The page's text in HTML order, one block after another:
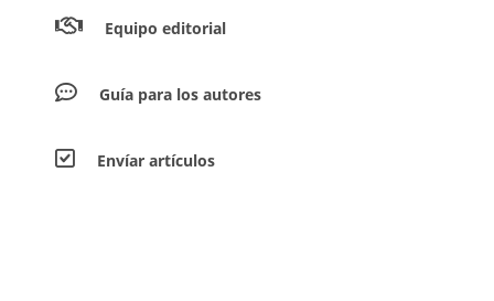
Equipo editorial
Guía para los autores
Envíar artículos